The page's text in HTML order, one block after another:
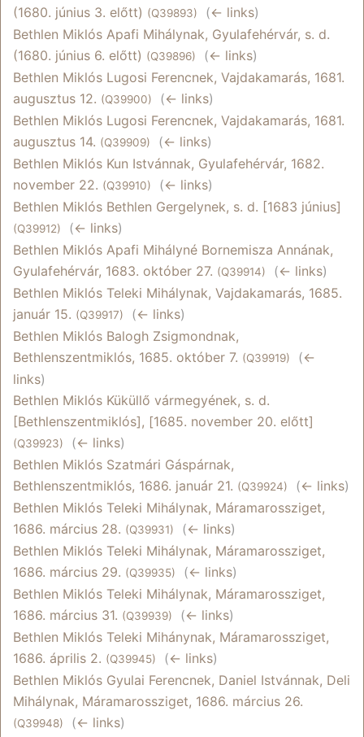
(1680. június 3. előtt) (Q39893) (← links)
Bethlen Miklós Apafi Mihálynak, Gyulafehérvár, s. d.
(1680. június 6. előtt) (Q39896) (← links)
Bethlen Miklós Lugosi Ferencnek, Vajdakamarás, 1681.
augusztus 12. (Q39900) (← links)
Bethlen Miklós Lugosi Ferencnek, Vajdakamarás, 1681.
augusztus 14. (Q39909) (← links)
Bethlen Miklós Kun Istvánnak, Gyulafehérvár, 1682.
november 22. (Q39910) (← links)
Bethlen Miklós Bethlen Gergelynek, s. d. [1683 június]
(Q39912) (← links)
Bethlen Miklós Apafi Mihályné Bornemisza Annának,
Gyulafehérvár, 1683. október 27. (Q39914) (← links)
Bethlen Miklós Teleki Mihálynak, Vajdakamarás, 1685.
január 15. (Q39917) (← links)
Bethlen Miklós Balogh Zsigmondnak,
Bethlenszentmiklós, 1685. október 7. (Q39919) (←
links)
Bethlen Miklós Küküllő vármegyének, s. d.
[Bethlenszentmiklós], [1685. november 20. előtt]
(Q39923) (← links)
Bethlen Miklós Szatmári Gáspárnak,
Bethlenszentmiklós, 1686. január 21. (Q39924) (← links)
Bethlen Miklós Teleki Mihálynak, Máramarossziget,
1686. március 28. (Q39931) (← links)
Bethlen Miklós Teleki Mihálynak, Máramarossziget,
1686. március 29. (Q39935) (← links)
Bethlen Miklós Teleki Mihálynak, Máramarossziget,
1686. március 31. (Q39939) (← links)
Bethlen Miklós Teleki Mihánynak, Máramarossziget,
1686. április 2. (Q39945) (← links)
Bethlen Miklós Gyulai Ferencnek, Daniel Istvánnak, Deli
Mihálynak, Máramarossziget, 1686. március 26.
(Q39948) (← links)